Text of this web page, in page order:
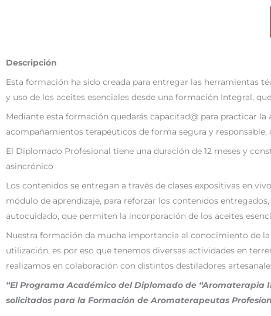
Descripción
Esta formación ha sido creada para entregar las herramientas
y uso de los aceites esenciales desde una formación Integral,
Mediante esta formación quedarás capacitad@ para practicar
acompañamientos terapéuticos de forma segura y
El Diplomado Profesional tiene una duración de 12 meses y
asincrónico
Los contenidos se entregan a través de clases expositivas en
módulo de aprendizaje, para reforzar los contenidos
autocuidado, que permiten la incorporación de los aceites
Nuestra formación da mucha importancia al conocimiento de
utilización, es por eso que tenemos diversas actividades en
realizamos en colaboración con distintos destiladores
“El Programa Académico del Diplomado de
solicitados para la Formación de Aromaterapeutas